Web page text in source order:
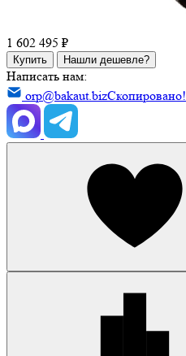
1 602 495 ₽
Купить Нашли дешевле?
Написать нам:
orp@bakaut.bizСкопировано!